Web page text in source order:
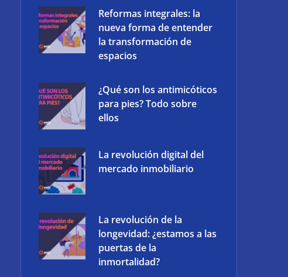
Reformas integrales: la
nueva forma de entender
la transformación de
espacios
¿Qué son los antimicóticos
para pies? Todo sobre
ellos
La revolución digital del
mercado inmobiliario
La revolución de la
longevidad: ¿estamos a las
puertas de la
inmortalidad?